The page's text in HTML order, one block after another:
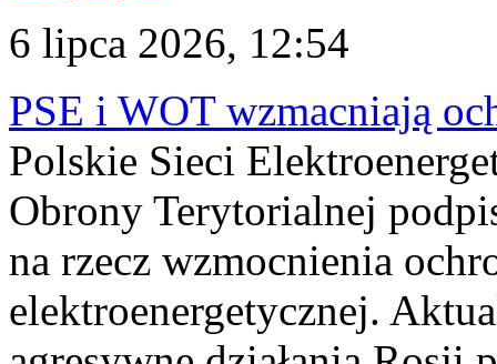
6 lipca 2026, 12:54
PSE i WOT wzmacniają
Polskie Sieci
Obrony Terytorialnej
na rzecz wzmocnienia
elektroenergetycznej.